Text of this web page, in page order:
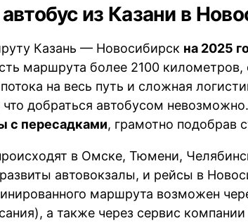
из Казани в
Казань — Новосибирск на 2025
маршрута более 2100 километров,
на весь путь и сложная
что добраться автобусом
с пересадками, грамотно подобрав
в Омске, Тюмени,
автовокзалы, и рейсы в
маршрута возможен
а также через сервис